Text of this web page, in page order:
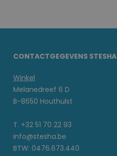
CONTACTGEGEVENS STESHA
Winkel
Melanedreef 6 D
B-8650 Houthulst
T. +32 51 70 22 93
info@stesha.be
BTW: 0476.673.440